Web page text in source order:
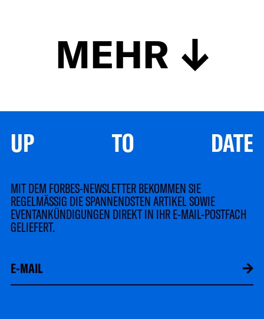
MEHR
UP TO DATE
MIT DEM FORBES-NEWSLETTER BEKOMMEN SIE
REGELMÄSSIG DIE SPANNENDSTEN ARTIKEL SOWIE
EVENTANKÜNDIGUNGEN DIREKT IN IHR E-MAIL-POSTFACH
GELIEFERT.